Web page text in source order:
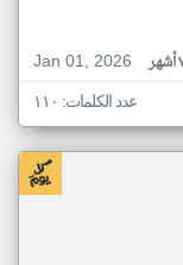
Jan 01, 2026
عدد الكلمات: ١١٠